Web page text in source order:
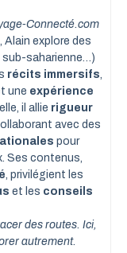
Connecté.com
, Alain explore des
sub-saharienne…)
récits immersifs
une expérience
il allie rigueur
avec des
pour
Ses contenus,
, privilégient les
et les conseils
des routes. Ici,
autrement.